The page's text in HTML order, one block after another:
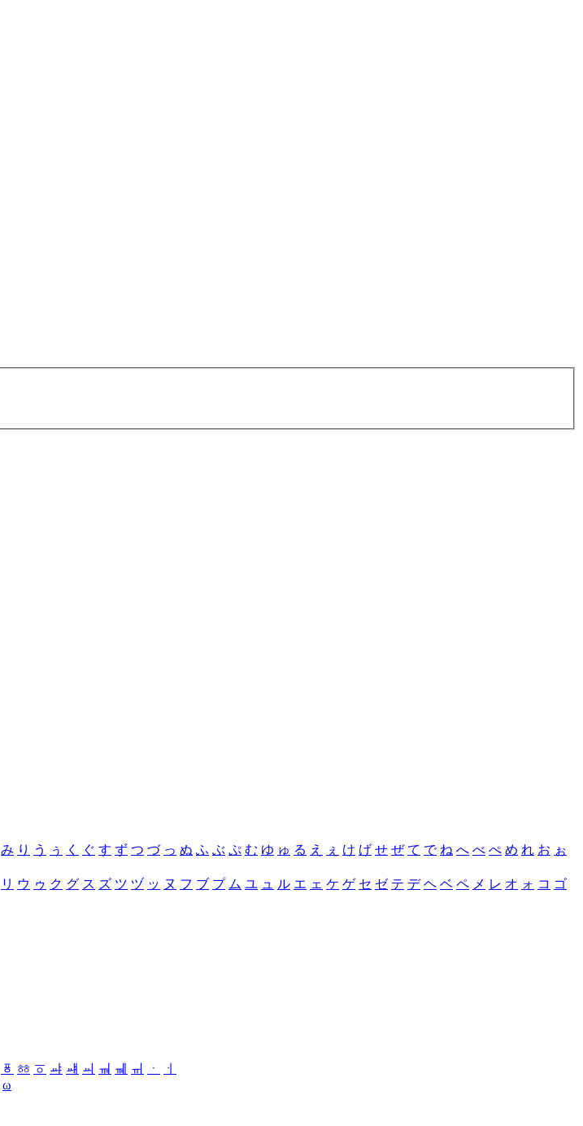
み り う ぅ く ぐ す ず つ づ っ ぬ ふ ぶ ぷ む ゆ ゅ る え ぇ け げ せ ぜ て で ね へ べ ぺ め れ お ぉ
リ ウ ゥ ク グ ス ズ ツ ヅ ッ ヌ フ ブ プ ム ユ ュ ル エ ェ ケ ゲ セ ゼ テ デ ヘ ベ ペ メ レ オ ォ コ ゴ
ㆄ ㆅ ㆆ ㆇ ㆈ ㆉ ㆊ ㆋ ㆌ ㆍ
ㆎ
ω